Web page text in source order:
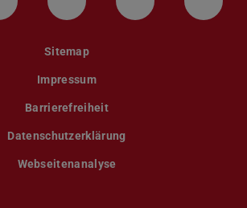
der TU Darmstadt
Instagram-Kanal der TU
Bluesky-Kanal der TU
Facebook-
Sitemap
Impressum
Barrierefreiheit
Datenschutzerklärung
Webseitenanalyse